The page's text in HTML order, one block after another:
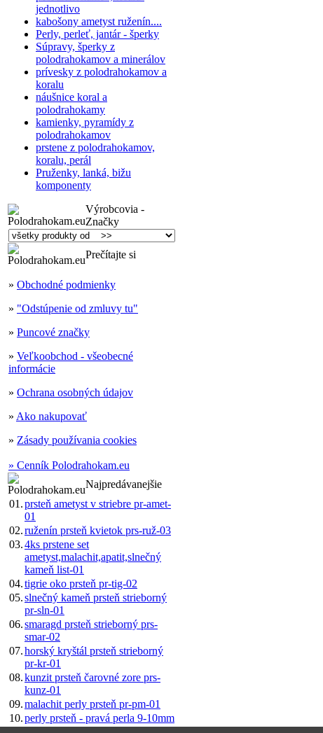
jednotlivo
kabošony ametyst ruženín....
Perly, perleť, jantár - šperky
Súpravy, šperky z
polodrahokamov a minerálov
prívesky z polodrahokamov a
koralu
náušnice koral a
polodrahokamy
kamienky, pyramídy z
polodrahokamov
prstene z polodrahokamov,
koralu, perál
Pruženky, lanká, bižu
komponenty
Výrobcovia -
Značky
Prečítajte si
» Obchodné podmienky
» "Odstúpenie od zmluvy tu"
» Puncové značky
» Veľkoobchod - všeobecné
informácie
» Ochrana osobných údajov
» Ako nakupovať
» Zásady používania cookies
» Cenník Polodrahokam.eu
Najpredávanejšie
01.prsteň ametyst v striebre pr-amet-
01
02.ruženín prsteň kvietok prs-ruž-03
03.4ks prstene set
ametyst,malachit,apatit,slnečný
kameň list-01
04.tigrie oko prsteň pr-tig-02
05.slnečný kameň prsteň strieborný
pr-sln-01
06.smaragd prsteň strieborný prs-
smar-02
07.horský kryštál prsteň strieborný
pr-kr-01
08.kunzit prsteň čarovné zore prs-
kunz-01
09.malachit perly prsteň pr-pm-01
10.perly prsteň - pravá perla 9-10mm
prs-per-01